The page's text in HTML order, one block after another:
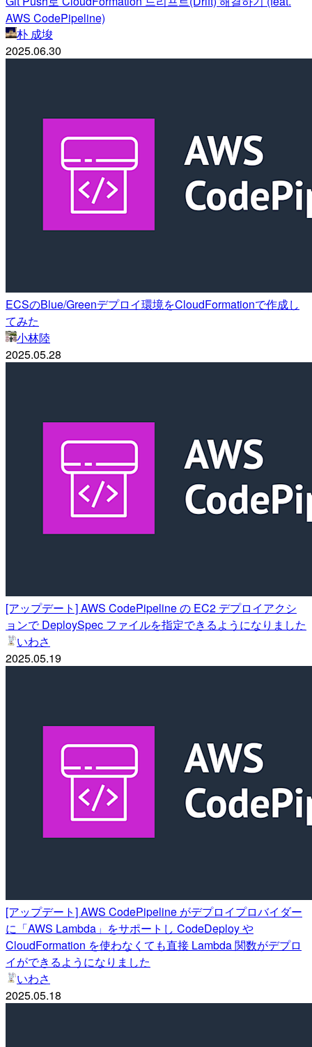
AWS CodePipeline)
朴 成埈
2025.06.30
ECSのBlue/Greenデプロイ環境をCloudFormationで作成し
てみた
小林陸
2025.05.28
[アップデート] AWS CodePipeline の EC2 デプロイアクシ
ョンで DeploySpec ファイルを指定できるようになりました
いわさ
2025.05.19
[アップデート] AWS CodePipeline がデプロイプロバイダー
に「AWS Lambda」をサポートし CodeDeploy や
CloudFormation を使わなくても直接 Lambda 関数がデプロ
イができるようになりました
いわさ
2025.05.18